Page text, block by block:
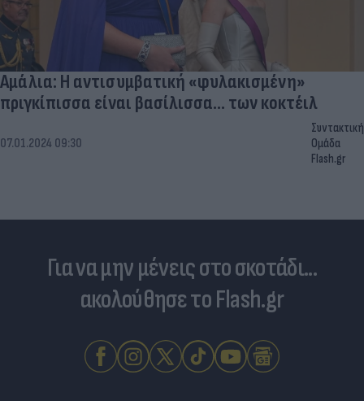
Αμάλια: Η αντισυμβατική «φυλακισμένη»
πριγκίπισσα είναι βασίλισσα... των κοκτέιλ
07.01.2024 09:30
Συντακτική
Ομάδα
Flash.gr
Για να μην μένεις στο σκοτάδι...
ακολούθησε το Flash.gr